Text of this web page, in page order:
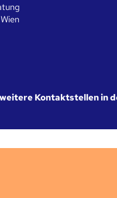
Kontaktstellen in